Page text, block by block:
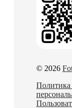
© 2026
Политика